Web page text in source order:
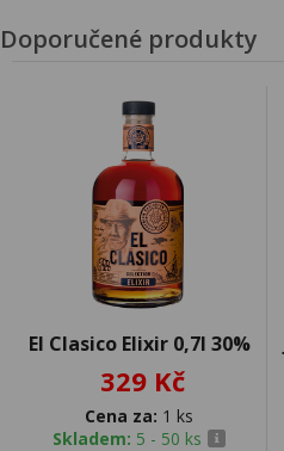
Doporučené produkty
El Clasico Elixir 0,7l 30%
329 Kč
Cena za: 1 ks
Skladem: 5 - 50 ks